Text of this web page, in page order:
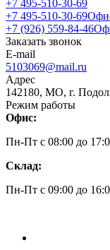
+7 495-510-30-69
+7 495-510-30-69
+7 (926) 559-84-46
Заказать звонок
E-mail
5103069@mail.ru
Адрес
142180, МО, г.
Режим работы
Офис:
Пн-Пт c 08:00 до
Склад:
Пн-Пт c 09:00 до